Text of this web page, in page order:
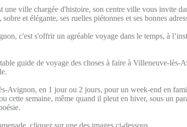
une ville chargée d'histoire, son centre ville vous invite
et élégante, ses ruelles piétonnes et ses bonnes
c'est s'offrir un agréable voyage dans le temps, à
guide de voyage des choses à faire à Villeneuve-lès-
Avignon, en 1 jour ou 2 jours, pour un week-end en
cette semaine, même quand il pleut en hiver, sous un